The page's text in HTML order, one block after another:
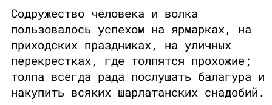
Содружество человека и волка
пользовалось успехом на ярмарках, на
приходских праздниках, на уличных
перекрестках, где толпятся прохожие;
толпа всегда рада послушать балагура и
накупить всяких шарлатанских снадобий.